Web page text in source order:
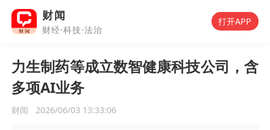
财闻
财经·科技·法治
打开APP
力生制药等成立数智健康科技公司，含
多项AI业务
财闻 2026/06/03 13:33:06